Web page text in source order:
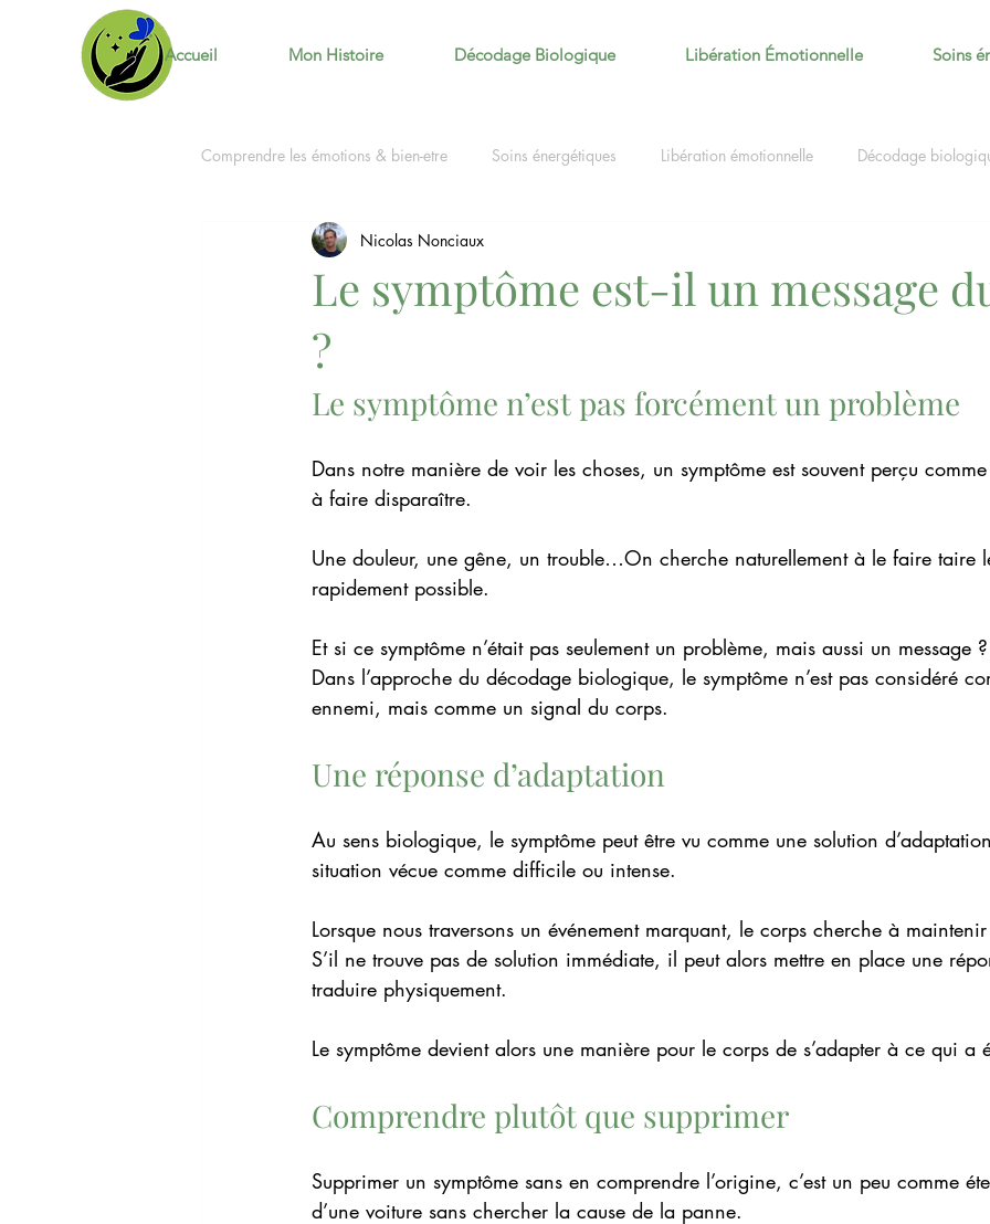
Accueil Mon Histoire Décodage Biologique Libération Émotionnelle Soins
Comprendre les émotions & bien-etre Soins énergétiques Libération émotionnelle Décodage
Le symptôme est-il un message
?
Nicolas Nonciaux
Le symptôme n’est pas forcément un problème
Dans notre manière de voir les choses, un symptôme est souvent perçu
à faire disparaître.
Une douleur, une gêne, un trouble…On cherche naturellement à le faire taire
rapidement possible.
Et si ce symptôme n’était pas seulement un problème, mais aussi un message ?
Dans l’approche du décodage biologique, le symptôme n’est pas considéré
ennemi, mais comme un signal du corps.
Une réponse d’adaptation
Au sens biologique, le symptôme peut être vu comme une solution
situation vécue comme difficile ou intense.
Lorsque nous traversons un événement marquant, le corps cherche à
S’il ne trouve pas de solution immédiate, il peut alors mettre en place une
traduire physiquement.
Le symptôme devient alors une manière pour le corps de s’adapter à ce qui a
Comprendre plutôt que supprimer
Supprimer un symptôme sans en comprendre l’origine, c’est un peu comme
d’une voiture sans chercher la cause de la panne.